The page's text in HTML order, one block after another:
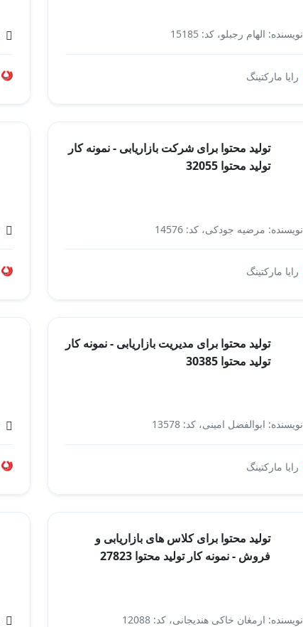
نویسنده: الهام رجبلو، کد: 15185
رایا مارکتینگ
تولید محتوا برای شرکت بازاریابی - نمونه کار
تولید محتوا 32055
نویسنده: مرضیه جودکی، کد: 14576
رایا مارکتینگ
تولید محتوا برای مدیریت بازاریابی - نمونه کار
تولید محتوا 30385
نویسنده: ابوالفضل امینی، کد: 13578
رایا مارکتینگ
تولید محتوا برای کلاس های بازاریابی و
فروش - نمونه کار تولید محتوا 27823
نویسنده: ارمغان خاکی هندیجانی، کد: 12088